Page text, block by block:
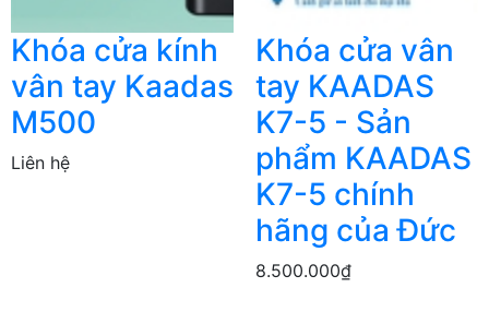
Khóa cửa kính
vân tay Kaadas
M500
Liên hệ
Khóa cửa vân
tay KAADAS
K7-5 - Sản
phẩm KAADAS
K7-5 chính
hãng của Đức
8.500.000₫